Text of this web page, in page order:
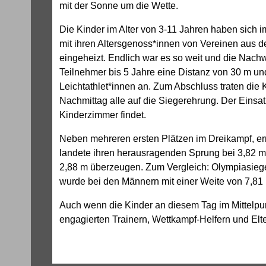
mit der Sonne um die Wette.
Die Kinder im Alter von 3-11 Jahren haben sich
mit ihren Altersgenoss*innen von Vereinen aus
eingeheizt. Endlich war es so weit und die
Teilnehmer bis 5 Jahre eine Distanz von 30 m
Leichtathlet*innen an. Zum Abschluss traten
Nachmittag alle auf die Siegerehrung. Der
Kinderzimmer findet.
Neben mehreren ersten Plätzen im Dreikampf,
landete ihren herausragenden Sprung bei 3,82
2,88 m überzeugen. Zum Vergleich:
wurde bei den Männern mit einer Weite von 7,81
Auch wenn die Kinder an diesem Tag im
engagierten Trainern, Wettkampf-Helfern und